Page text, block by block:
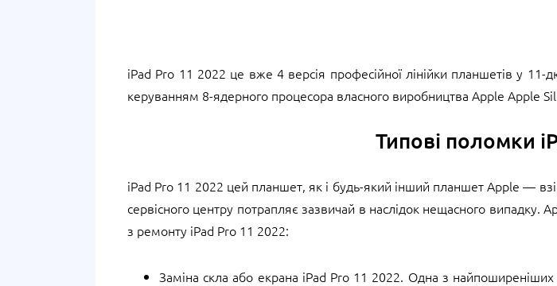
iPad Pro 11 2022 це вже 4 версія професійної лінійки планшетів у
керуванням 8-ядерного процесора власного виробництва Apple Apple
Типові поломки
iPad Pro 11 2022 цей планшет, як і будь-який інший планшет Apple —
сервісного центру потрапляє зазвичай в наслідок нещасного випадку.
з ремонту iPad Pro 11 2022:
Заміна скла або екрана iPad Pro 11 2022. Одна з